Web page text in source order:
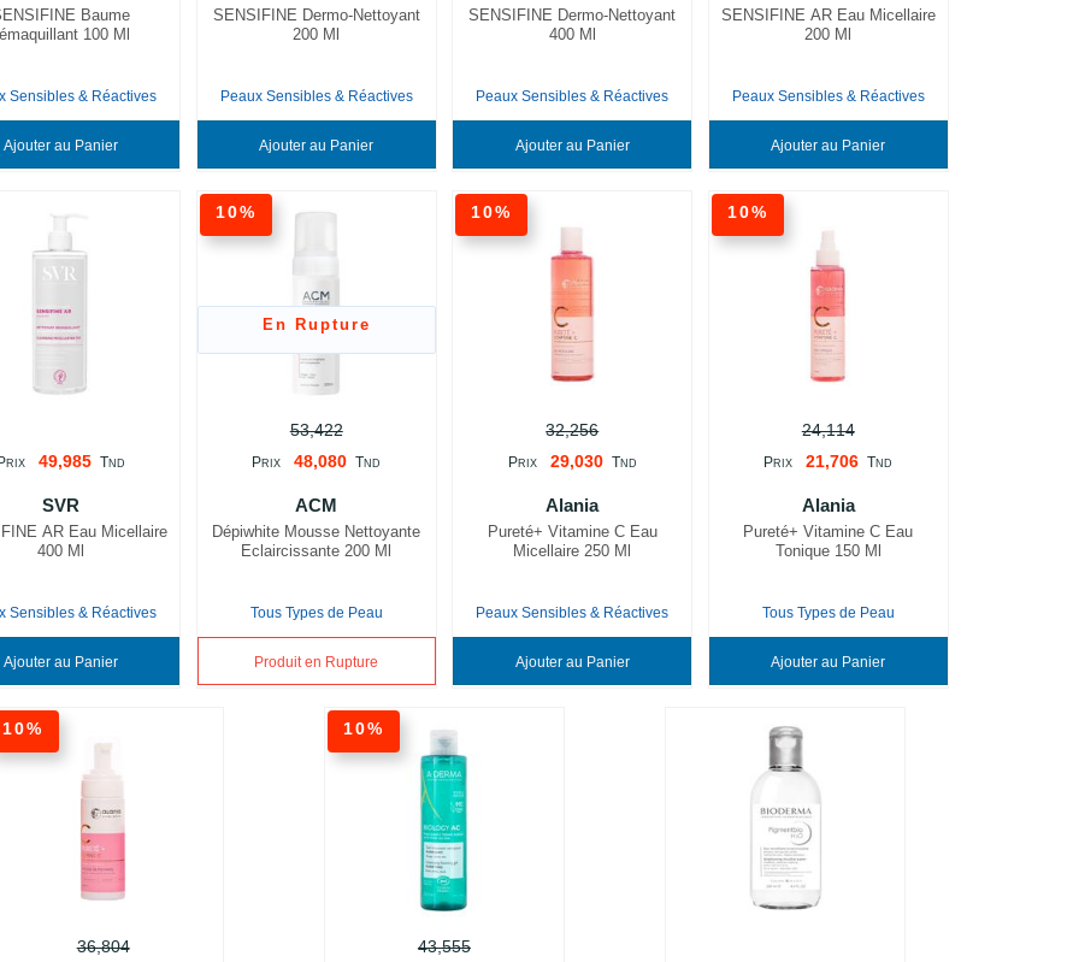
Baume
100 Ml
Sensibles & Réactives
Ajouter au Panier
SENSIFINE Dermo-Nettoyant
200 Ml
Peaux Sensibles & Réactives
Ajouter au Panier
SENSIFINE Dermo-Nettoyant
400 Ml
Peaux Sensibles & Réactives
Ajouter au Panier
SENSIFINE AR Eau Micellaire
200 Ml
Peaux Sensibles & Réactives
Ajouter au Panier
PRIX 49,985 TND
SVR
AR Eau Micellaire
400 Ml
Sensibles & Réactives
Ajouter au Panier
En Rupture
10%
53,422
PRIX 48,080 TND
ACM
Dépiwhite Mousse Nettoyante
Eclaircissante 200 Ml
Tous Types de Peau
Produit en Rupture
10%
32,256
PRIX 29,030 TND
Alania
Pureté+ Vitamine C Eau
Micellaire 250 Ml
Peaux Sensibles & Réactives
Ajouter au Panier
10%
24,114
PRIX 21,706 TND
Alania
Pureté+ Vitamine C Eau
Tonique 150 Ml
Tous Types de Peau
Ajouter au Panier
10%
36,804
10%
43,555